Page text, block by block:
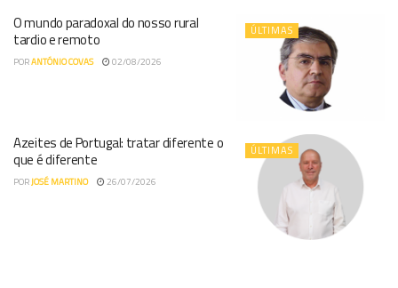
ÚLTIMAS
O mundo paradoxal do nosso rural
tardio e remoto
PORANTÓNIO COVAS 02/08/2026
ÚLTIMAS
Azeites de Portugal: tratar diferente o
que é diferente
PORJOSÉ MARTINO 26/07/2026